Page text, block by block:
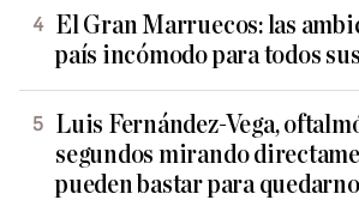
El Gran Marruecos: las
país incómodo para todos
Luis Fernández-Vega,
segundos mirando
pueden bastar para